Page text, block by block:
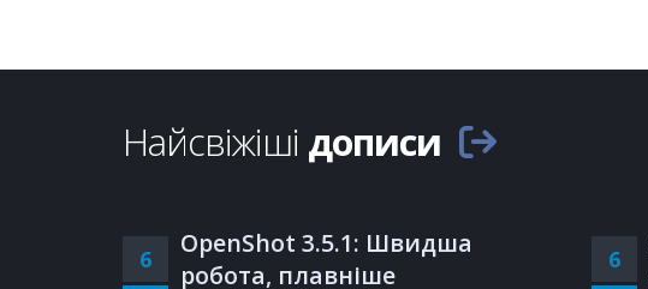
Найсвіжіші дописи
6
OpenShot 3.5.1: Швидша
робота, плавніше
6